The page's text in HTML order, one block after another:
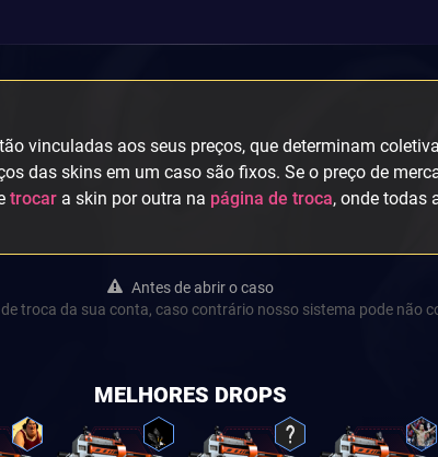
vinculadas aos seus preços, que determinam
das skins em um caso são fixos. Se o preço de
trocar a skin por outra na página de troca, onde todas
Antes de abrir o caso
troca da sua conta, caso contrário nosso sistema pode não
MELHORES DROPS